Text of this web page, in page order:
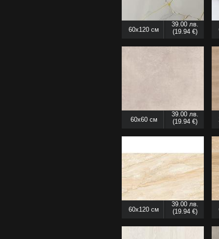
60x120 см
39.00 лв.
(19.94 €)
60x60 см
39.00 лв.
(19.94 €)
60x120 см
39.00 лв.
(19.94 €)